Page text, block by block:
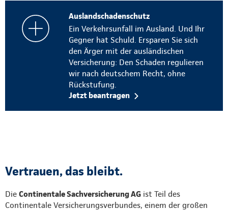
Auslandschadenschutz
Ein Verkehrsunfall im Ausland. Und Ihr
Gegner hat Schuld. Ersparen Sie sich
den Ärger mit der ausländischen
Versicherung: Den Schaden regulieren
wir nach deutschem Recht, ohne
Rückstufung.
Jetzt beantragen
Vertrauen, das bleibt.
Die Continentale Sachversicherung AG ist Teil des
Continentale Versicherungsverbundes, einem der großen